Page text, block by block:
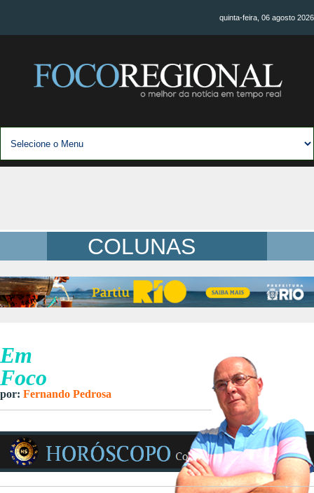
quinta-feira, 06 agosto 2026
COLUNAS
Em
Foco
por: Fernando Pedrosa